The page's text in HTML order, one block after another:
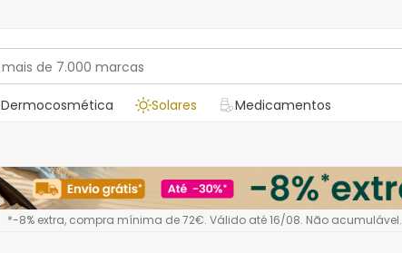
Dermocosmética Solares Medicamentos
*-8% extra, compra mínima de 72€. Válido até 16/08. Não acumulável.